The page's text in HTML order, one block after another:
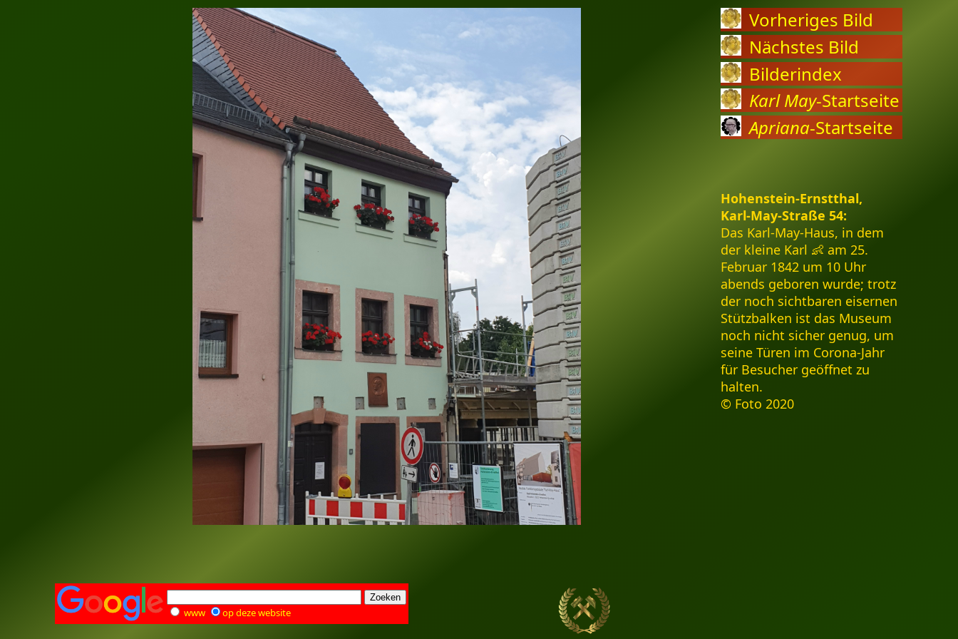
Vorheriges Bild
Nächstes Bild
Bilderindex
Karl May-Startseite
Apriana-Startseite
Hohenstein-Ernstthal,
Karl-May-Straße 54:
Das Karl-May-Haus, in dem
der kleine Karl 👶 am 25.
Februar 1842 um 10 Uhr
abends geboren wurde; trotz
der noch sichtbaren eisernen
Stützbalken ist das Museum
noch nicht sicher genug, um
seine Türen im Corona-Jahr
für Besucher geöffnet zu
halten.
© Foto 2020
www op deze website